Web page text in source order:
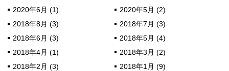
2020年6月 (1)
2020年5月 (2)
2018年8月 (3)
2018年7月 (3)
2018年6月 (3)
2018年5月 (4)
2018年4月 (1)
2018年3月 (2)
2018年2月 (3)
2018年1月 (9)